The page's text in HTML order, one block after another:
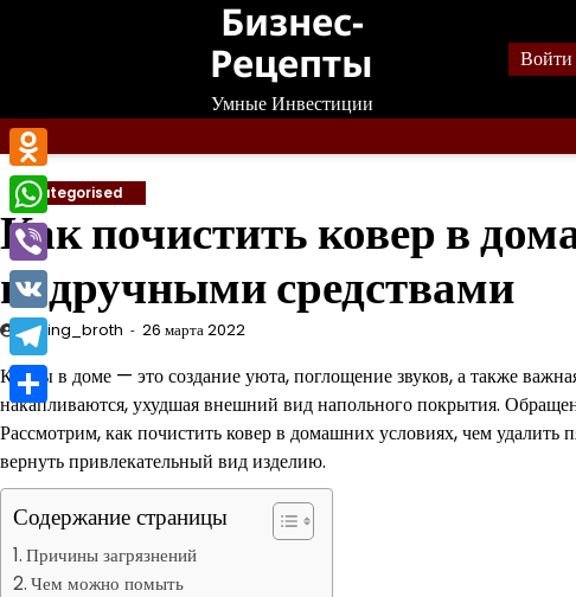
Бизнес-
Рецепты
Умные Инвестиции
Войти
Uncategorised
Как почистить ковер в
подручными средствами
mining_broth 26 марта 2022
Ковры в доме — это создание уюта, поглощение звуков, а также
накапливаются, ухудшая внешний вид напольного покрытия.
Рассмотрим, как почистить ковер в домашних условиях, чем удалить
вернуть привлекательный вид изделию.
Содержание страницы
Причины загрязнений
Чем можно помыть
Odnoklassniki
WhatsApp
Viber
VK
Telegram